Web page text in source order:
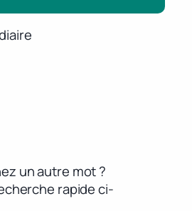
un autre mot ?
rapide ci-